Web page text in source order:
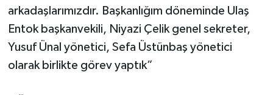
arkadaşlarımızdır. Başkanlığım döneminde Ulaş
Entok başkanvekili, Niyazi Çelik genel sekreter,
Yusuf Ünal yönetici, Sefa Üstünbaş yönetici
olarak birlikte görev yaptık”